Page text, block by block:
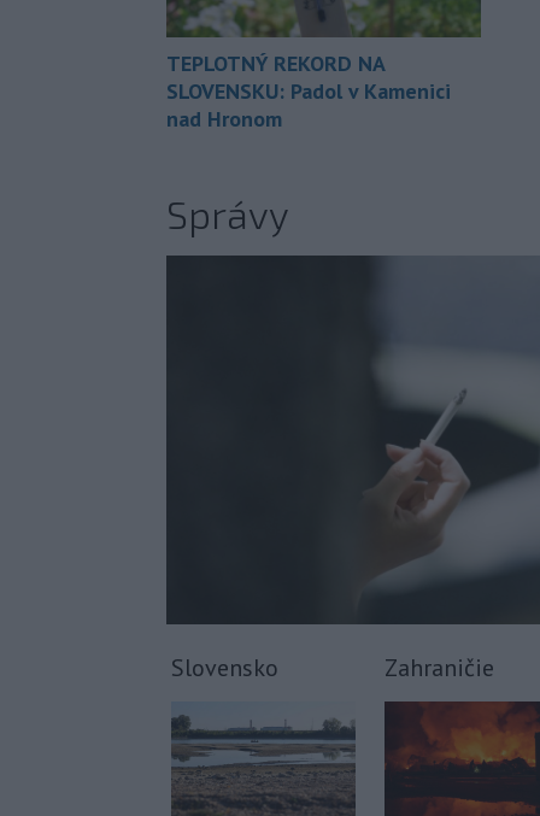
TEPLOTNÝ REKORD NA
SLOVENSKU: Padol v Kamenici
nad Hronom
Správy
Slovensko Zahraničie